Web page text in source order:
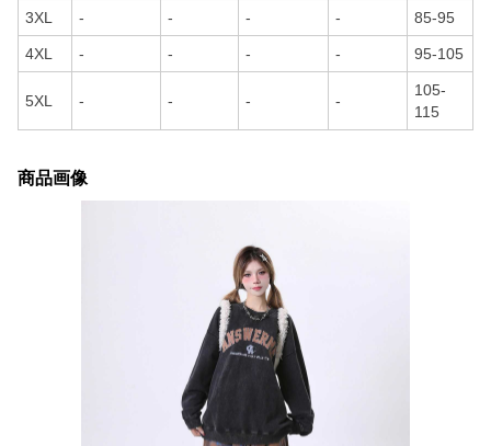
3XL - - - - 85-95
4XL - - - - 95-105
5XL - - - -
105-
115
商品画像